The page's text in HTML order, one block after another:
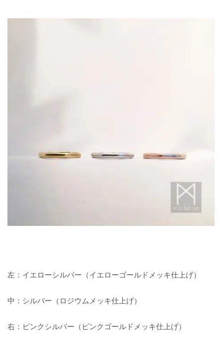
左：イエローシルバー（イエローゴールドメッキ仕上げ）
中：シルバー（ロジウムメッキ仕上げ）
右：ピンクシルバー（ピンクゴールドメッキ仕上げ）